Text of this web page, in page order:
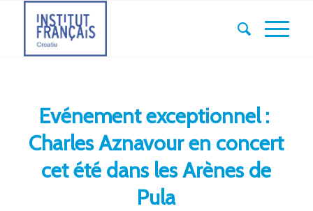
Evénement exceptionnel :
Charles Aznavour en concert
cet été dans les Arènes de
Pula